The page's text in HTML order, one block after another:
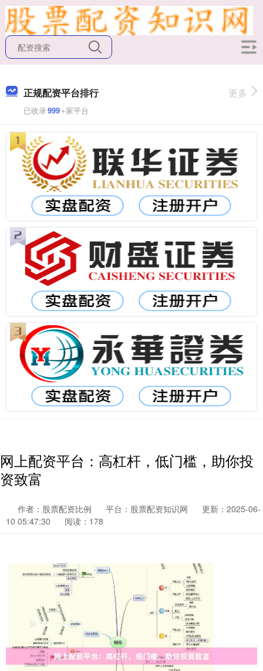
正规配资平台排行
已收录999+家平台
更多
网上配资平台：高杠杆，低门槛，助你投
资致富
作者：股票配资比例 平台：股票配资知识网
更新：2025-06-
10 05:47:30
阅读：178